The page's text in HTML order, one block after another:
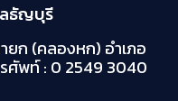
ลธัญบุรี
ยก (คลองหก) อำเภอ
ศัพท์ : 0 2549 3040